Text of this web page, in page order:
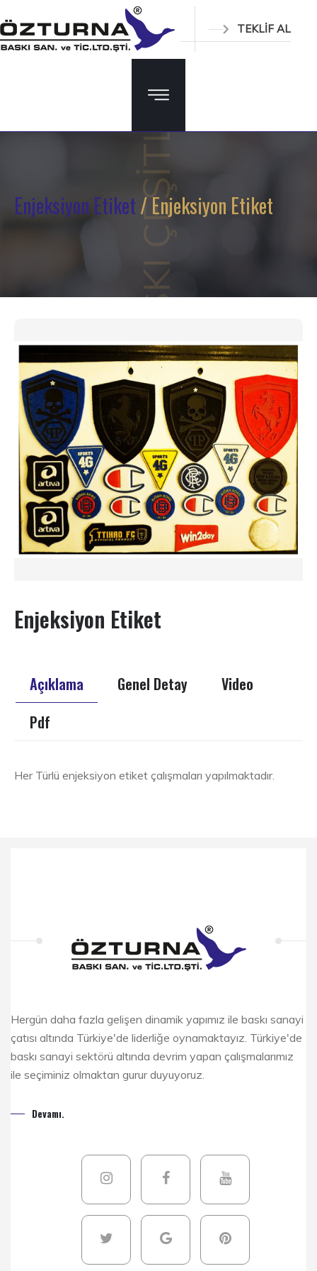
TEKLİF AL
BASKI ÇEŞİTLERİ
Enjeksiyon Etiket/ Enjeksiyon Etiket
Enjeksiyon Etiket
Açıklama Genel Detay
Video
Pdf
Her Türlü enjeksiyon etiket çalışmaları yapılmaktadır.
Hergün daha fazla gelişen dinamik yapımız ile baskı sanayi
çatısı altında Türkiye'de liderliğe oynamaktayız. Türkiye'de
baskı sanayi sektörü altında devrim yapan çalışmalarımız
ile seçiminiz olmaktan gurur duyuyoruz.
Devamı.